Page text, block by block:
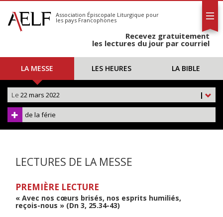
S'abonner
Calendrier
Association Épiscopale Liturgique pour
les pays Francophones
Recevez gratuitement
les lectures du jour par courriel
LA MESSE LES HEURES LA BIBLE
|
Le 22 mars 2022
de la férie
LECTURES DE LA MESSE
PREMIÈRE LECTURE
« Avec nos cœurs brisés, nos esprits humiliés,
reçois-nous » (Dn 3, 25.34-43)